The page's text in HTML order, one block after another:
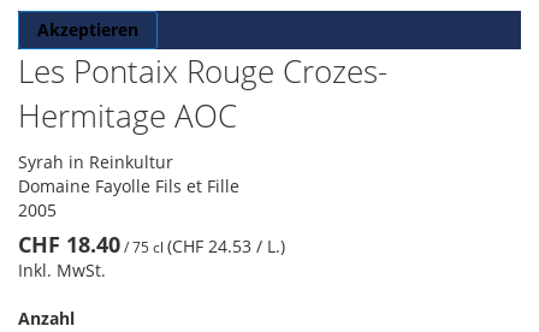
Akzeptieren
Les Pontaix Rouge Crozes-
Hermitage AOC
Syrah in Reinkultur
Domaine Fayolle Fils et Fille
2005
CHF 18.40/75 cl (CHF 24.53 / L.)
Inkl. MwSt.
Anzahl